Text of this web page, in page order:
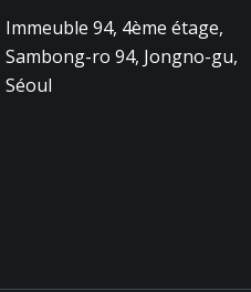
Immeuble 94, 4ème étage,
Sambong-ro 94, Jongno-gu,
Séoul